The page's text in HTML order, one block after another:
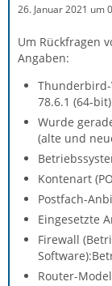
26. Januar 2021 um
Um Rückfragen
Angaben:
78.6.1 (64-bit)
Wurde
(alte und
Kontenart
Postfach-
Eingesetzte
Firewall
Router-